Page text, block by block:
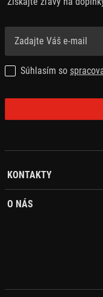
Súhlasím so
KONTAKTY
O NÁS